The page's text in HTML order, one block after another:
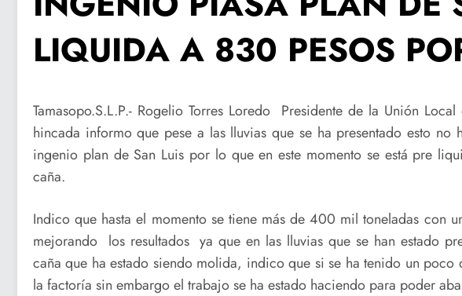
LIQUIDA A 830 PESOS
Tamasopo.S.L.P.- Rogelio Torres Loredo Presidente de la Unión
hincada informo que pese a las lluvias que se ha presentado esto
ingenio plan de San Luis por lo que en este momento se está pre
caña.
Indico que hasta el momento se tiene más de 400 mil toneladas con
mejorando los resultados ya que en las lluvias que se han estado
caña que ha estado siendo molida, indico que si se ha tenido un
la factoría sin embargo el trabajo se ha estado haciendo para poder